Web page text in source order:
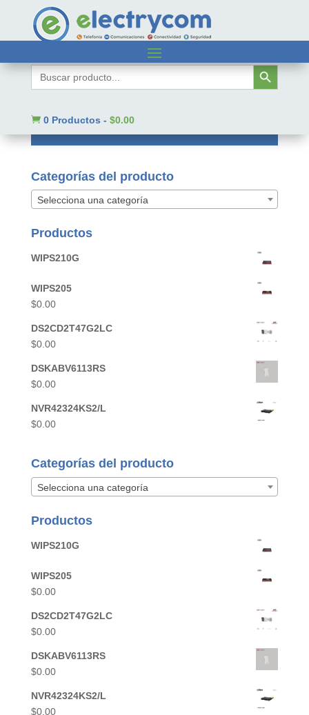
Buscar: Botón de búsqueda
 0 Productos - $0.00
Assa Abloy
coincidan con tu selección.
Categorías del producto
Selecciona una categoría
Productos
WIPS210G
WIPS205
$0.00
DS2CD2T47G2LC
$0.00
DSKABV6113RS
$0.00
NVR42324KS2/L
$0.00
Categorías del producto
Selecciona una categoría
Productos
WIPS210G
WIPS205
$0.00
DS2CD2T47G2LC
$0.00
DSKABV6113RS
$0.00
NVR42324KS2/L
$0.00